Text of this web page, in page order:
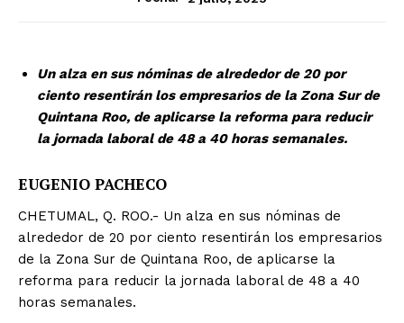
Un alza en sus nóminas de alrededor de 20 por
ciento resentirán los empresarios de la Zona Sur de
Quintana Roo, de aplicarse la reforma para reducir
la jornada laboral de 48 a 40 horas semanales.
EUGENIO PACHECO
CHETUMAL, Q. ROO.- Un alza en sus nóminas de
alrededor de 20 por ciento resentirán los empresarios
de la Zona Sur de Quintana Roo, de aplicarse la
reforma para reducir la jornada laboral de 48 a 40
horas semanales.